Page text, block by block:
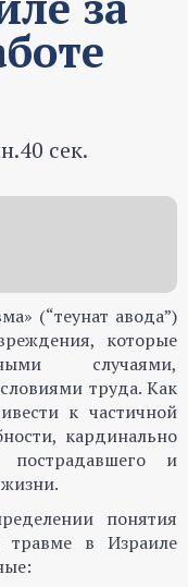
сек.
(“теунат авода”)
которые
случаями,
труда. Как
к частичной
кардинально
пострадавшего и
понятия
травме в Израиле